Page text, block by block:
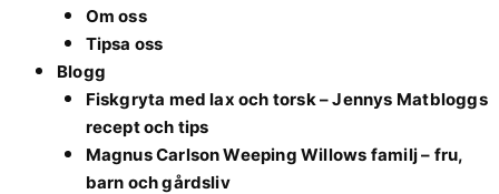
Om oss
Tipsa oss
Blogg
Fiskgryta med lax och torsk – Jennys Matbloggs
recept och tips
Magnus Carlson Weeping Willows familj – fru,
barn och gårdsliv